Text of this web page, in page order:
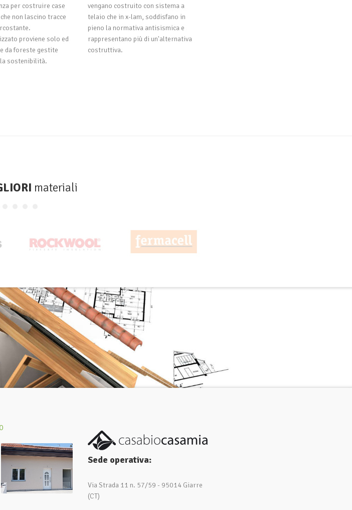
per costruire case
non lascino tracce
proviene solo ed
da foreste gestite
sostenibilità.
vengano costruito con sistema a
telaio che in x-lam, soddisfano in
pieno la normativa antisismica e
rappresentano più di un'alternativa
costruttiva.
materiali
Sede operativa:
Via Strada 11 n. 57/59 - 95014 Giarre
(CT)